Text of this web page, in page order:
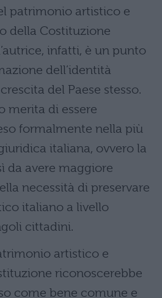
patrimonio artistico e
della Costituzione
infatti, è un punto
dell’identità
del Paese stesso.
merita di essere
formalmente nella più
italiana, ovvero la
da avere maggiore
necessità di preservare
italiano a livello
cittadini.
artistico e
riconoscerebbe
come bene comune e